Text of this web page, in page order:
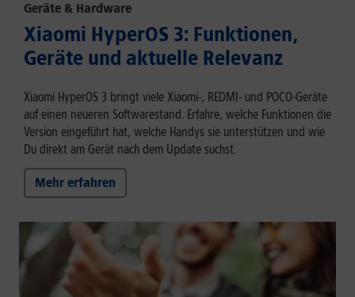
Geräte & Hardware
Xiaomi HyperOS 3: Funktionen,
Geräte und aktuelle Relevanz
Xiaomi HyperOS 3 bringt viele Xiaomi-, REDMI- und POCO-Geräte
auf einen neueren Softwarestand. Erfahre, welche Funktionen die
Version eingeführt hat, welche Handys sie unterstützen und wie
Du direkt am Gerät nach dem Update suchst.
Mehr erfahren